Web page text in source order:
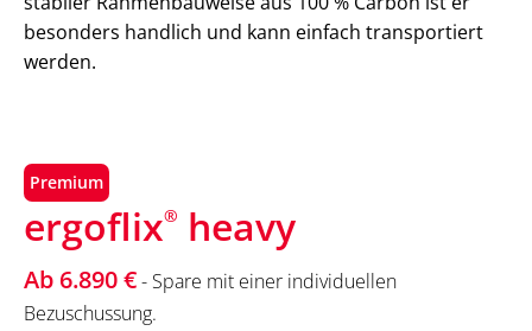
Premium
ergoflix® heavy
Ab 6.890 €- Spare mit einer individuellen
Bezuschussung.
besonders handlich und kann einfach transportiert
werden.